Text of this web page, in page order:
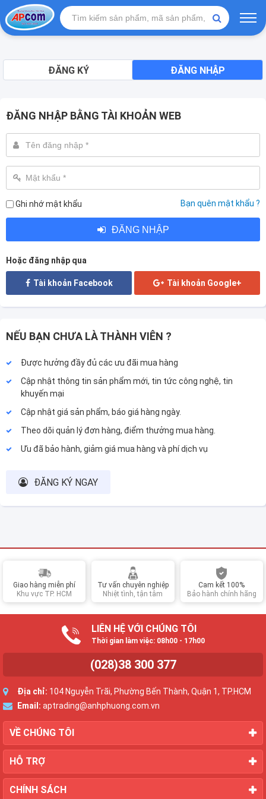
ĐĂNG KÝ ĐĂNG NHẬP
ĐĂNG NHẬP BẰNG TÀI KHOẢN WEB
Ghi nhớ mật khẩu Bạn quên mật khẩu ?
ĐĂNG NHẬP
Hoặc đăng nhập qua
Tài khoản Facebook Tài khoản Google+
NẾU BẠN CHƯA LÀ THÀNH VIÊN ?
Được hưởng đầy đủ các ưu đãi mua hàng
Cập nhật thông tin sản phẩm mới, tin tức công nghệ, tin
khuyến mại
Cập nhật giá sản phẩm, báo giá hàng ngày.
Theo dõi quản lý đơn hàng, điểm thưởng mua hàng.
Ưu đã bảo hành, giảm giá mua hàng và phí dịch vụ
ĐĂNG KÝ NGAY
Giao hàng miễn phí
Khu vực TP. HCM
Tư vấn chuyên nghiệp
Nhiệt tình, tận tâm
Cam kết 100%
Bảo hành chính hãng
LIÊN HỆ VỚI CHÚNG TÔI
Thời gian làm việc: 08h00 - 17h00
(028)38 300 377
Địa chỉ: 104 Nguyễn Trãi, Phường Bến Thành, Quận 1, TP.HCM
Email: aptrading@anhphuong.com.vn
VỀ CHÚNG TÔI
HỖ TRỢ
CHÍNH SÁCH